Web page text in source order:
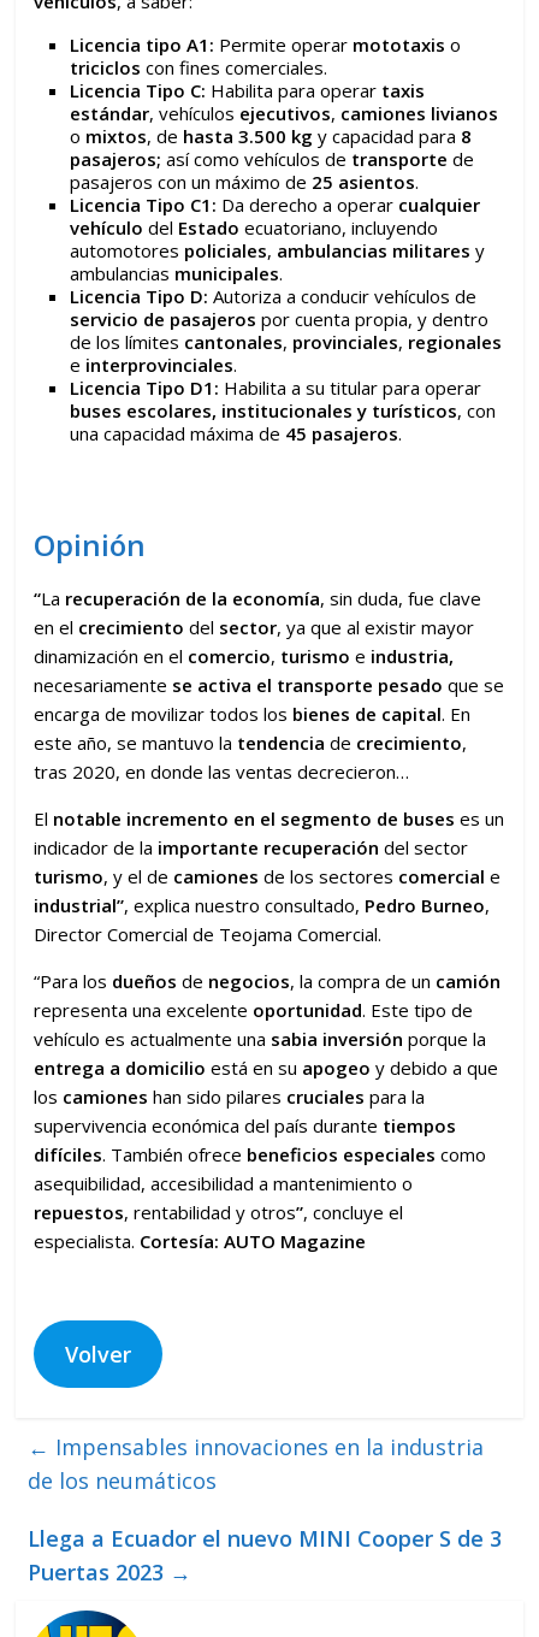
Licencia tipo A1: Permite operar mototaxis o
triciclos con fines comerciales.
Licencia Tipo C: Habilita para operar taxis
estándar, vehículos ejecutivos, camiones livianos
o mixtos, de hasta 3.500 kg y capacidad para 8
pasajeros; así como vehículos de transporte de
pasajeros con un máximo de 25 asientos.
Licencia Tipo C1: Da derecho a operar cualquier
vehículo del Estado ecuatoriano, incluyendo
automotores policiales, ambulancias militares y
ambulancias municipales.
Licencia Tipo D: Autoriza a conducir vehículos de
servicio de pasajeros por cuenta propia, y dentro
de los límites cantonales, provinciales, regionales
e interprovinciales.
Licencia Tipo D1: Habilita a su titular para operar
buses escolares, institucionales y turísticos, con
una capacidad máxima de 45 pasajeros.
Opinión
“La recuperación de la economía, sin duda, fue clave
en el crecimiento del sector, ya que al existir mayor
dinamización en el comercio, turismo e industria,
necesariamente se activa el transporte pesado que se
encarga de movilizar todos los bienes de capital. En
este año, se mantuvo la tendencia de crecimiento,
tras 2020, en donde las ventas decrecieron…
El notable incremento en el segmento de buses es un
indicador de la importante recuperación del sector
turismo, y el de camiones de los sectores comercial e
industrial”, explica nuestro consultado, Pedro Burneo,
Director Comercial de Teojama Comercial.
“Para los dueños de negocios, la compra de un camión
representa una excelente oportunidad. Este tipo de
vehículo es actualmente una sabia inversión porque la
entrega a domicilioestá en su apogeo y debido a que
los camiones han sido pilares cruciales para la
supervivencia económica del país durante tiempos
difíciles. También ofrece beneficios especiales como
asequibilidad, accesibilidad a mantenimiento o
repuestos, rentabilidad y otros”, concluye el
especialista. Cortesía: AUTO Magazine
Volver
← Impensables innovaciones en la industria
de los neumáticos
Llega a Ecuador el nuevo MINI Cooper S de 3
Puertas 2023 →